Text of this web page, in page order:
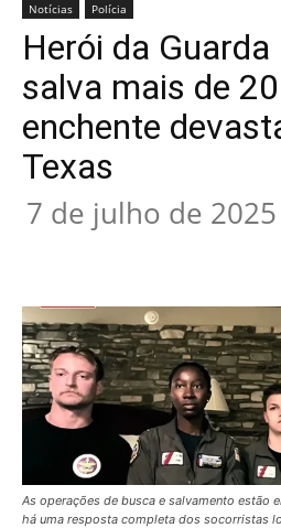
Notícias Polícia
Herói da
salva mais de
enchente
Texas
7 de julho de 2025
As operações de busca e salvamento estão
há uma resposta completa dos socorristas